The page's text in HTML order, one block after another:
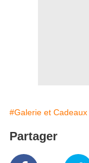
#Galerie et Cadeaux
Partager